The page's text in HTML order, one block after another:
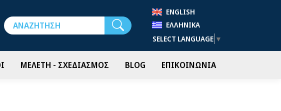
ENGLISH
ΕΛΛΗΝΙΚΆ
SELECT LANGUAGE ▼
ΜΕΛΕΤΗ - ΣΧΕΔΙΑΣΜΟΣ BLOG ΕΠΙΚΟΙΝΩΝΙΑ